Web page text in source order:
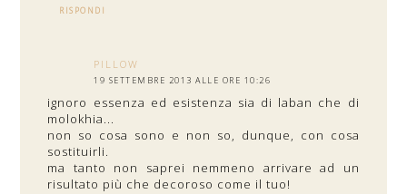
RISPONDI
PILLOW
19 SETTEMBRE 2013 ALLE ORE 10:26
ignoro essenza ed esistenza sia di laban che di
molokhia...
non so cosa sono e non so, dunque, con cosa
sostituirli.
ma tanto non saprei nemmeno arrivare ad un
risultato più che decoroso come il tuo!